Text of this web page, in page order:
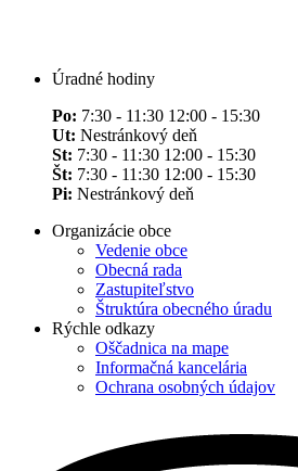
Úradné hodiny
Po: 7:30 - 11:30 12:00 - 15:30
Ut: Nestránkový deň
St: 7:30 - 11:30 12:00 - 15:30
Št: 7:30 - 11:30 12:00 - 15:30
Pi: Nestránkový deň
Organizácie obce
Vedenie obce
Obecná rada
Zastupiteľstvo
Štruktúra obecného úradu
Rýchle odkazy
Oščadnica na mape
Informačná kancelária
Ochrana osobných údajov